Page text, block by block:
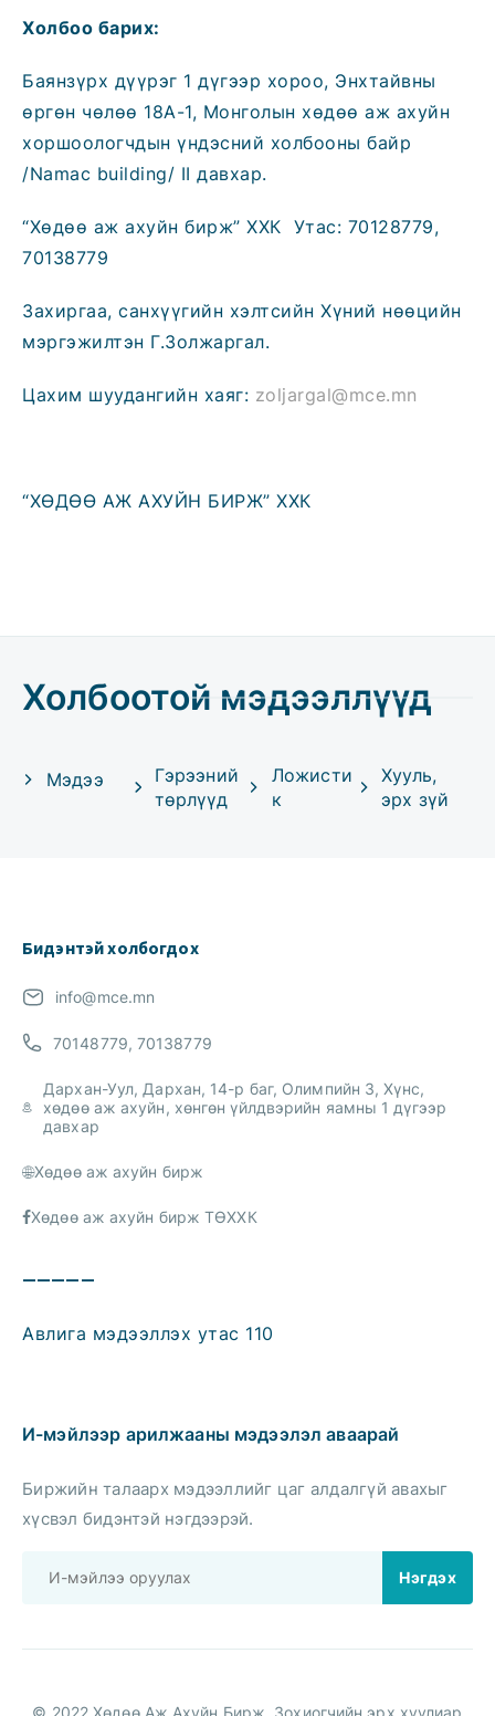
Холбоо барих:
Баянзүрх дүүрэг 1 дүгээр хороо, Энхтайвны
өргөн чөлөө 18А-1, Монголын хөдөө аж ахуйн
хоршоологчдын үндэсний холбооны байр
/Namac building/ II давхар.
“Хөдөө аж ахуйн бирж” ХХК Утас: 70128779,
70138779
Захиргаа, санхүүгийн хэлтсийн Хүний нөөцийн
мэргэжилтэн Г.Золжаргал.
Цахим шуудангийн хаяг: zoljargal@mce.mn
“ХӨДӨӨ АЖ АХУЙН БИРЖ” ХХК
Холбоотой мэдээллүүд
Мэдээ
Гэрээний
төрлүүд
Ложисти
к
Хууль,
эрх зүй
Бидэнтэй холбогдох
info@mce.mn
70148779, 70138779
Дархан-Уул, Дархан, 14-р баг, Олимпийн 3, Хүнс,
хөдөө аж ахуйн, хөнгөн үйлдвэрийн яамны 1 дүгээр
давхар
Хөдөө аж ахуйн бирж
Хөдөө аж ахуйн бирж ТӨХХК
—————
Авлига мэдээллэх утас 110
И-мэйлээр арилжааны мэдээлэл аваарай
Биржийн талаарх мэдээллийг цаг алдалгүй авахыг
хүсвэл бидэнтэй нэгдээрэй.